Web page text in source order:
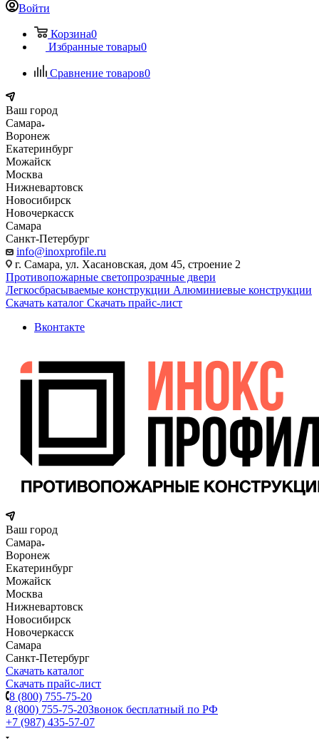
Войти
Корзина0
Избранные товары0
Сравнение товаров0
Ваш город
Самара
Воронеж
Екатеринбург
Можайск
Москва
Нижневартовск
Новосибирск
Новочеркасск
Самара
Санкт-Петербург
info@inoxprofile.ru
г. Самара, ул. Хасановская, дом 45, строение 2
Противопожарные светопрозрачные двери
Легкосбрасываемые конструкции Алюминиевые конструкции
Скачать каталог Скачать прайс-лист
Вконтакте
Ваш город
Самара
Воронеж
Екатеринбург
Можайск
Москва
Нижневартовск
Новосибирск
Новочеркасск
Самара
Санкт-Петербург
Скачать каталог
Скачать прайс-лист
8 (800) 755-75-20
8 (800) 755-75-20Звонок бесплатный по РФ
+7 (987) 435-57-07